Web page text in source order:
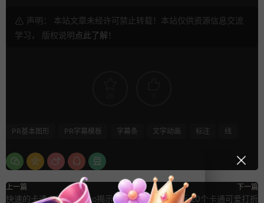
声明： 本站文章未经许可禁止转载！本站仅供资源信息交流
学习， 版权说明点此了解 ！
PR基本图形 PR字幕模板 字幕条 文字动画 标注 线
上一篇
快速的卡通火焰特效logo揭示开场
下一篇
FCPX标题模板 20个卡通可爱打折